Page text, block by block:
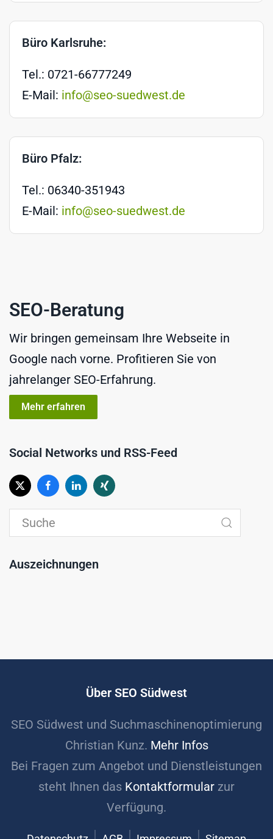
Büro Karlsruhe:
Tel.: 0721-66777249
E-Mail: info@seo-suedwest.de
Büro Pfalz:
Tel.: 06340-351943
E-Mail: info@seo-suedwest.de
SEO-Beratung
Wir bringen gemeinsam Ihre Webseite in
Google nach vorne. Profitieren Sie von
jahrelanger SEO-Erfahrung.
Mehr erfahren
Social Networks und RSS-Feed
Auszeichnungen
Über SEO Südwest
SEO Südwest und Suchmaschinenoptimierung
Christian Kunz. Mehr Infos
Bei Fragen zum Angebot und Dienstleistungen
steht Ihnen das Kontaktformular zur
Verfügung.